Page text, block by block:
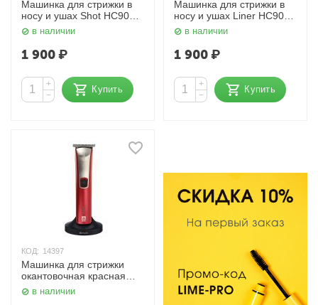
Машинка для стрижки в
носу и ушах Shot HC9004
Dewal Beauty
в наличии
1 900₽
+
−
Купить
Машинка для стрижки в
носу и ушах Liner HC9005
Dewal Beauty
в наличии
1 900₽
+
−
Купить
КОД: 14397
Машинка для стрижки
окантовочная красная
Freestyle Mini 03-013
Dewal
в наличии